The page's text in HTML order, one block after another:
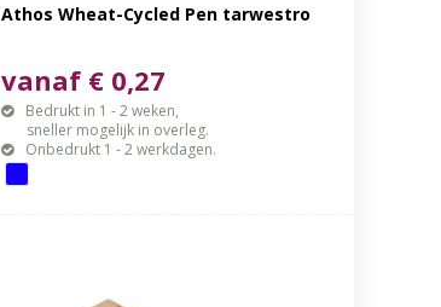
Athos Wheat-Cycled Pen tarwestro
vanaf € 0,27
Bedrukt in 1 - 2 weken,
sneller mogelijk in overleg.
Onbedrukt 1 - 2 werkdagen.